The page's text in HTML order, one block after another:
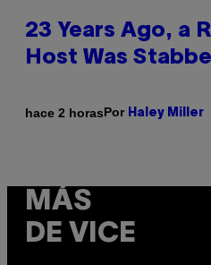
23 Years Ago, a
Host Was
hace 2 horasPor Haley Miller
MÁS
DE VICE